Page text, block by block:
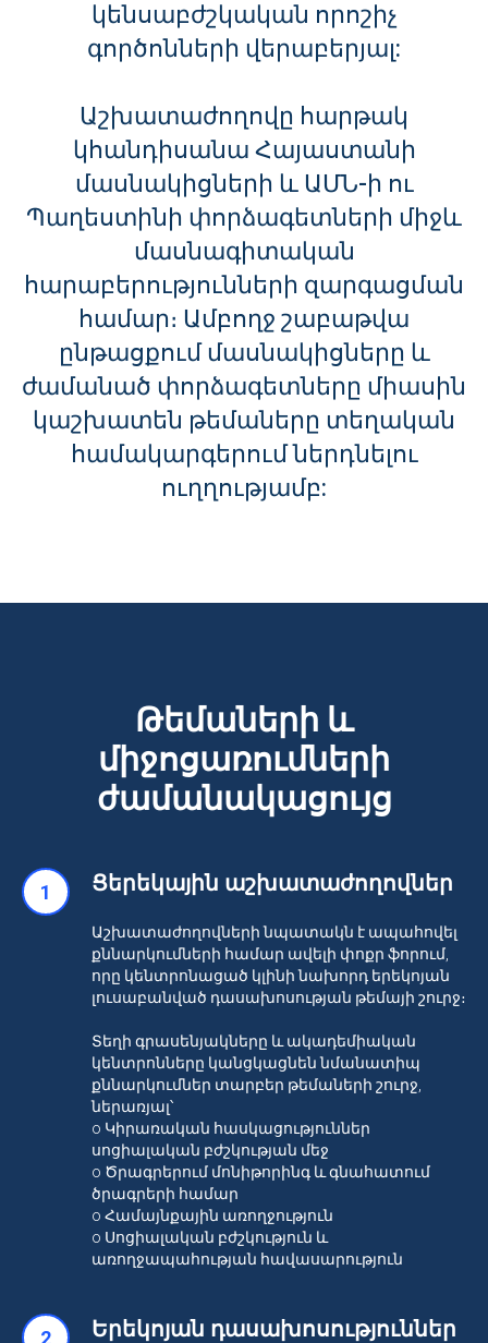
կենսաբժշկական որոշիչ
գործոնների վերաբերյալ:
Աշխատաժողովը հարթակ
կհանդիսանա Հայաստանի
մասնակիցների և ԱՄՆ-ի ու
Պաղեստինի փորձագետների միջև
մասնագիտական
հարաբերությունների զարգացման
համար։ Ամբողջ շաբաթվա
ընթացքում մասնակիցները և
ժամանած փորձագետները միասին
կաշխատեն թեմաները տեղական
համակարգերում ներդնելու
ուղղությամբ:
Թեմաների և
միջոցառումների
ժամանակացույց
1 Ցերեկային աշխատաժողովներ
Աշխատաժողովների նպատակն է ապահովել
քննարկումների համար ավելի փոքր ֆորում,
որը կենտրոնացած կլինի նախորդ երեկոյան
լուսաբանված դասախոսության թեմայի շուրջ։
Տեղի գրասենյակները և ակադեմիական
կենտրոնները կանցկացնեն նմանատիպ
քննարկումներ տարբեր թեմաների շուրջ,
ներառյալ՝
o Կիրառական հասկացություններ
սոցիալական բժշկության մեջ
o Ծրագրերում մոնիթորինգ և գնահատում
ծրագրերի համար
o Համայնքային առողջություն
o Սոցիալական բժշկություն և
առողջապահության հավասարություն
2 Երեկոյան դասախոսություններ